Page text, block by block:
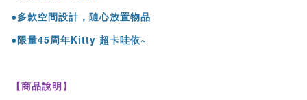
●多款空間設計，隨心放置物品
●限量45周年Kitty 超卡哇依~
【商品說明】